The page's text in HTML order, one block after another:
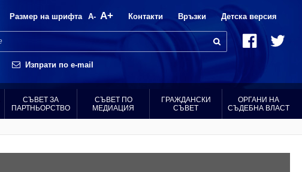
Размер на шрифта A- A+ Контакти Връзки Детска версия
Изпрати по e-mail
СЪВЕТ ЗА
ПАРТНЬОРСТВО
СЪВЕТ ПО
МЕДИАЦИЯ
ГРАЖДАНСКИ
СЪВЕТ
ОРГАНИ НА
СЪДЕБНА ВЛАСТ